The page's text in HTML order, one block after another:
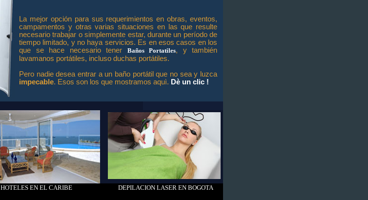
La mejor opción para sus requerimientos en obras, eventos,
campamentos y otras varias situaciones en las que resulte
necesario trabajar o simplemente estar, durante un período de
tiempo limitado, y no haya servicios. Es en esos casos en los
que se hace necesario tener Baños Portatiles, y también
lavamanos portátiles, incluso duchas portátiles.
Pero nadie desea entrar a un baño portátil que no sea y luzca
impecable. Esos son los que mostramos aquì. Dè un clic !
HOTELES EN EL CARIBE DEPILACION LASER EN BOGOTA